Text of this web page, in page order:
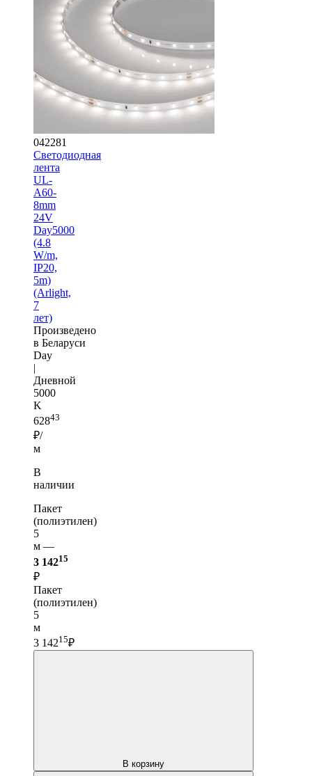
042281
Светодиодная
лента
UL-
A60-
8mm
24V
Day5000
(4.8
W/m,
IP20,
5m)
(Arlight,
7
лет)
Произведено
в Беларуси
Day
|
Дневной
5000
K
62843
₽/
м
В
наличии
Пакет
(полиэтилен)
5
м —
3 14215
₽
Пакет
(полиэтилен)
5
м
3 14215₽
В корзину